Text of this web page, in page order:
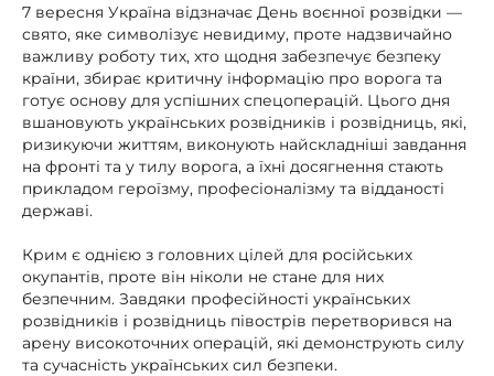
7 вересня Україна відзначає День воєнної розвідки —
свято, яке символізує невидиму, проте надзвичайно
важливу роботу тих, хто щодня забезпечує безпеку
країни, збирає критичну інформацію про ворога та
готує основу для успішних спецоперацій. Цього дня
вшановують українських розвідників і розвідниць, які,
ризикуючи життям, виконують найскладніші завдання
на фронті та у тилу ворога, а їхні досягнення стають
прикладом героїзму, професіоналізму та відданості
державі.
Крим є однією з головних цілей для російських
окупантів, проте він ніколи не стане для них
безпечним. Завдяки професійності українських
розвідників і розвідниць півострів перетворився на
арену високоточних операцій, які демонструють силу
та сучасність українських сил безпеки.